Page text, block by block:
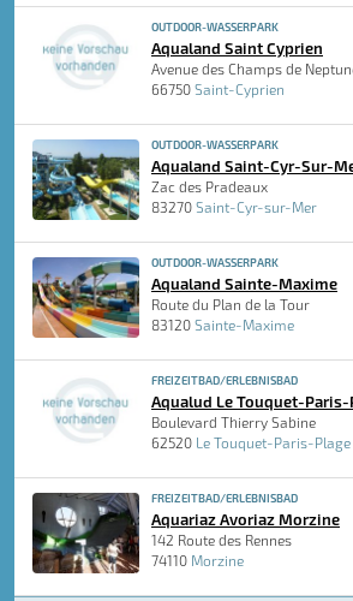
OUTDOOR-WASSERPARK
Aqualand Saint Cyprien
Avenue des Champs de
66750 Saint-Cyprien
OUTDOOR-WASSERPARK
Aqualand Saint-Cyr-Sur-
Zac des Pradeaux
83270 Saint-Cyr-sur-Mer
OUTDOOR-WASSERPARK
Aqualand Sainte-Maxime
Route du Plan de la Tour
83120 Sainte-Maxime
FREIZEITBAD/ERLEBNISBAD
Aqualud Le Touquet-Paris-
Boulevard Thierry Sabine
62520 Le Touquet-Paris-Plage
FREIZEITBAD/ERLEBNISBAD
Aquariaz Avoriaz Morzine
142 Route des Rennes
74110 Morzine